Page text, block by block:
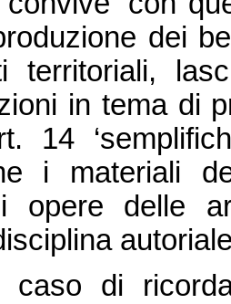
dei
in tema di
14
i materiali
opere delle
caso di